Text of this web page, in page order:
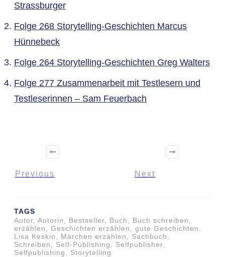
Strassburger
Folge 268 Storytelling-Geschichten Marcus
Hünnebeck
Folge 264 Storytelling-Geschichten Greg Walters
Folge 277 Zusammenarbeit mit Testlesern und
Testleserinnen – Sam Feuerbach
Previous Next
TAGS
Autor, Autorin, Bestseller, Buch, Buch schreiben,
erzählen, Geschichten erzählen, gute Geschichten,
Lisa Keskin, Märchen erzählen, Sachbuch,
Schreiben, Self-Publishing, Selfpublisher,
Selfpublishing, Storytelling